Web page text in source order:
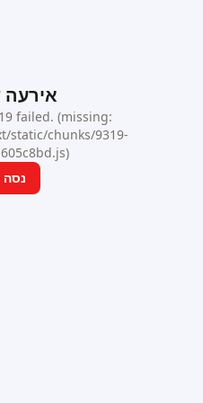
אירעה שגיאה
9319 failed. (missing:
_next/static/chunks/9319-